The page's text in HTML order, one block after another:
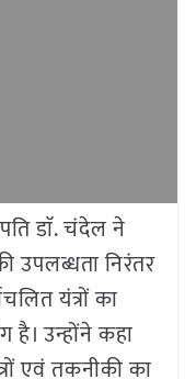
डाॅ. चंदेल ने
उपलब्धता निरंतर
यंत्रों का
है। उन्होंने कहा
एवं तकनीकी का